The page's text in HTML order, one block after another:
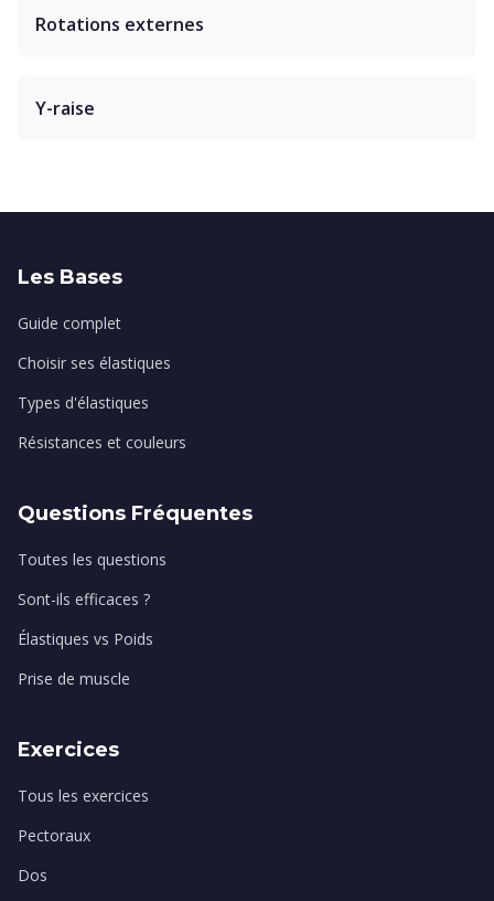
Rotations externes
Y-raise
Les Bases
Guide complet
Choisir ses élastiques
Types d'élastiques
Résistances et couleurs
Questions Fréquentes
Toutes les questions
Sont-ils efficaces ?
Élastiques vs Poids
Prise de muscle
Exercices
Tous les exercices
Pectoraux
Dos